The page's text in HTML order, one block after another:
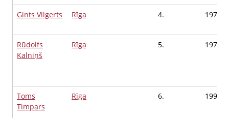
Gints Vilgerts Rīga 4. 1973
Rūdolfs
Kalniņš
Rīga 5. 1977
Toms
Timpars
Rīga 6. 1997